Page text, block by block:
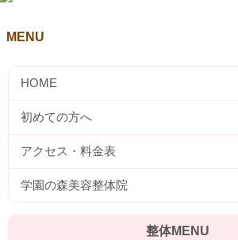
MENU
整体MENU